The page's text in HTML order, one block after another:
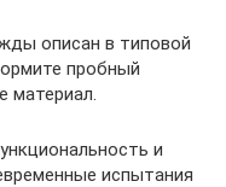
описан в типовой
пробный
материал.
и
испытания